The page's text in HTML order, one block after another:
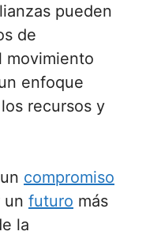
pueden
de
movimiento
enfoque
recursos y
compromiso
un futuro más
la